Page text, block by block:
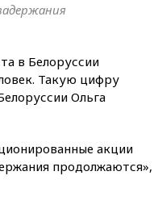
в Белоруссии
Такую цифру
Ольга
акции
продолжаются»,